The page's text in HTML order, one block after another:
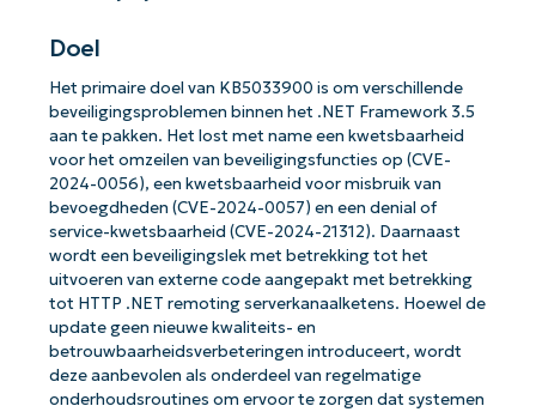
Doel
Het primaire doel van KB5033900 is om verschillende
beveiligingsproblemen binnen het .NET Framework 3.5
aan te pakken. Het lost met name een kwetsbaarheid
voor het omzeilen van beveiligingsfuncties op (CVE-
2024-0056), een kwetsbaarheid voor misbruik van
bevoegdheden (CVE-2024-0057) en een denial of
service-kwetsbaarheid (CVE-2024-21312). Daarnaast
wordt een beveiligingslek met betrekking tot het
uitvoeren van externe code aangepakt met betrekking
tot HTTP .NET remoting serverkanaalketens. Hoewel de
update geen nieuwe kwaliteits- en
betrouwbaarheidsverbeteringen introduceert, wordt
deze aanbevolen als onderdeel van regelmatige
onderhoudsroutines om ervoor te zorgen dat systemen